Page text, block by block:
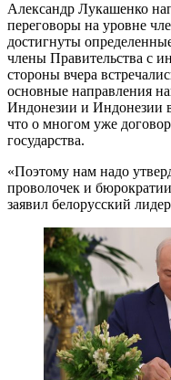
Александр Лукашенко
переговоры на уровне
достигнуты
члены Правительства с
стороны вчера
основные направления
Индонезии и Индонезии
что о многом уже
государства.
«Поэтому нам надо
проволочек и
заявил белорусский